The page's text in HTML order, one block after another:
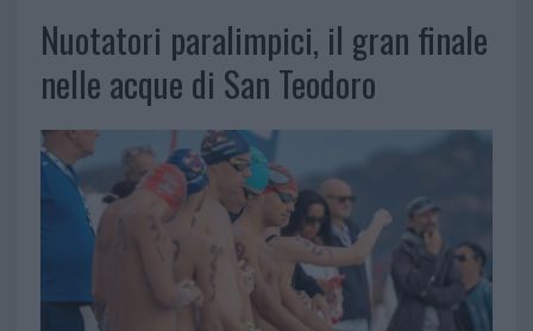
Nuotatori paralimpici, il gran finale
nelle acque di San Teodoro